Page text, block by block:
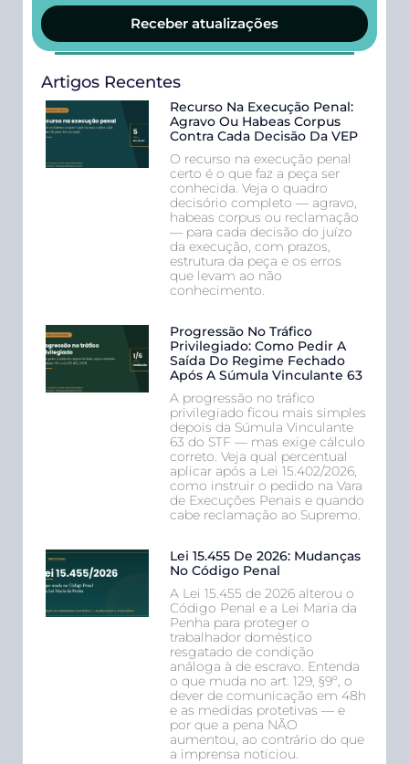
Receber atualizações
Artigos Recentes
Recurso Na Execução Penal:
Agravo Ou Habeas Corpus
Contra Cada Decisão Da VEP
O recurso na execução penal
certo é o que faz a peça ser
conhecida. Veja o quadro
decisório completo — agravo,
habeas corpus ou reclamação
— para cada decisão do juízo
da execução, com prazos,
estrutura da peça e os erros
que levam ao não
conhecimento.
Progressão No Tráfico
Privilegiado: Como Pedir A
Saída Do Regime Fechado
Após A Súmula Vinculante 63
A progressão no tráfico
privilegiado ficou mais simples
depois da Súmula Vinculante
63 do STF — mas exige cálculo
correto. Veja qual percentual
aplicar após a Lei 15.402/2026,
como instruir o pedido na Vara
de Execuções Penais e quando
cabe reclamação ao Supremo.
Lei 15.455 De 2026: Mudanças
No Código Penal
A Lei 15.455 de 2026 alterou o
Código Penal e a Lei Maria da
Penha para proteger o
trabalhador doméstico
resgatado de condição
análoga à de escravo. Entenda
o que muda no art. 129, §9º, o
dever de comunicação em 48h
e as medidas protetivas — e
por que a pena NÃO
aumentou, ao contrário do que
a imprensa noticiou.